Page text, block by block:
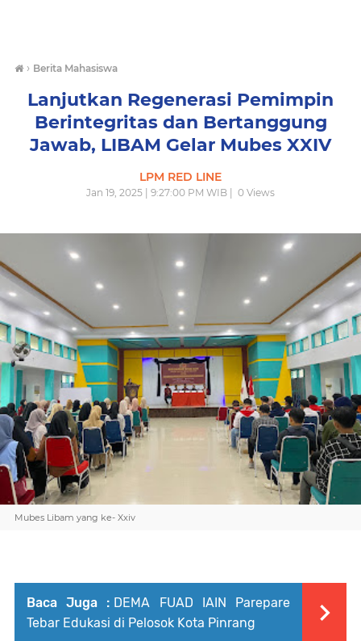
› Berita Mahasiswa
Lanjutkan Regenerasi Pemimpin
Berintegritas dan Bertanggung
Jawab, LIBAM Gelar Mubes XXIV
LPM RED LINE
Jan 19, 2025 | 9:27:00 PM WIB | 0 Views
Mubes Libam yang ke- Xxiv
Baca Juga : DEMA FUAD IAIN Parepare
Tebar Edukasi di Pelosok Kota Pinrang